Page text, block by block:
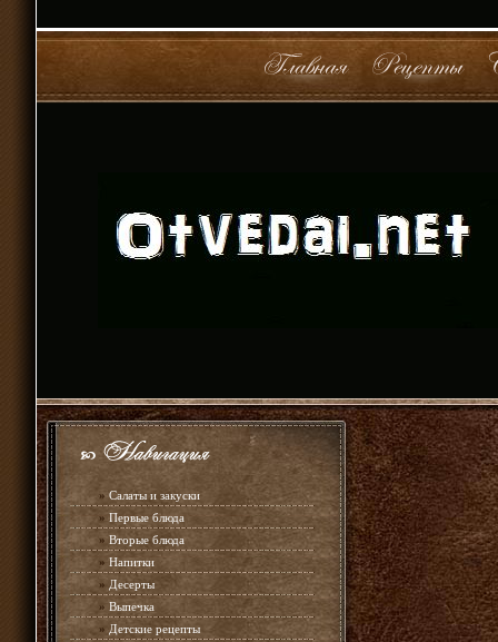
» Салаты и закуски
» Первые блюда
» Вторые блюда
» Напитки
»Десерты
» Выпечка
» Детские рецепты